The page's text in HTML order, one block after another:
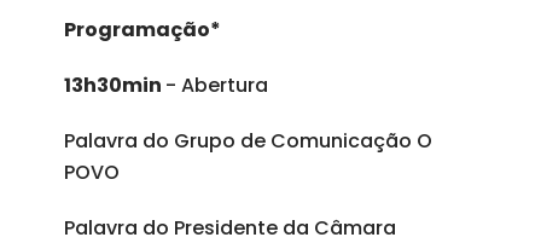
Programação*
13h30min - Abertura
Palavra do Grupo de Comunicação O
POVO
Palavra do Presidente da Câmara